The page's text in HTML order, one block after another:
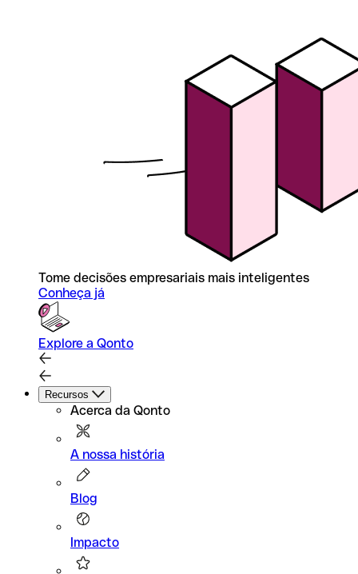
Tome decisões empresariais mais inteligentes
Conheça já
Explore a Qonto
Recursos
Acerca da Qonto
A nossa história
Blog
Impacto